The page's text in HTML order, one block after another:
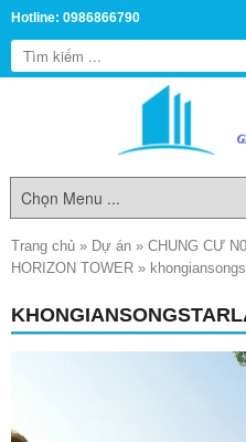
Hotline: 0986866790
Trang chủ » Dự án » CHUNG CƯ
HORIZON TOWER »